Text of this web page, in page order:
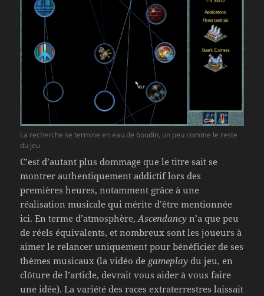
La recherche se termine en eau de boudin, un peu comme le reste
du jeu
C’est d’autant plus dommage que le titre sait se
montrer authentiquement addictif lors des
premières heures, notamment grâce à une
réalisation musicale qui mérite d’être mentionnée
ici. En terme d’atmosphère,Ascendancy n’a que peu
de réels équivalents, et nombreux sont les joueurs à
aimer le relancer uniquement pour bénéficier de ses
thèmes musicaux (la vidéo de gameplay du jeu, en
clôture de l’article, devrait vous aider à vous faire
une idée). La variété des races extraterrestres laissait